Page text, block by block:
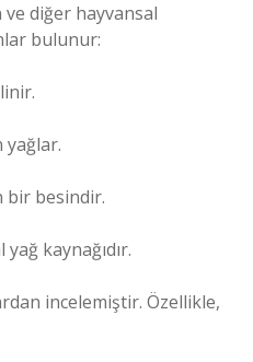
diğer hayvansal
bulunur:
yağlar.
bir besindir.
kaynağıdır.
incelemiştir. Özellikle,